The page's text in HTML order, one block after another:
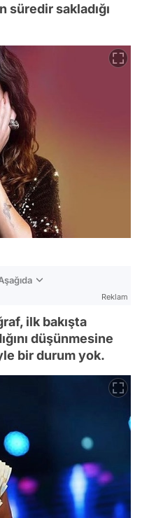
süredir sakladığı
Reklam
ilk bakışta
düşünmesine
bir durum yok.